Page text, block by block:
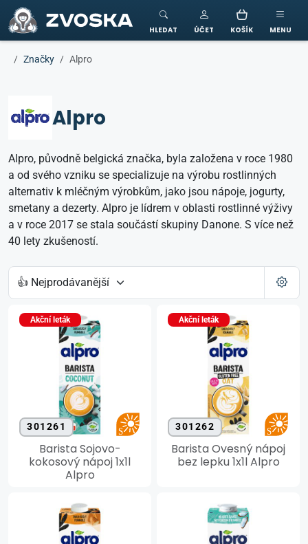
ZVOSKA
HLEDAT ÚČET KOŠÍK MENU
Značky Alpro
Alpro
Alpro, původně belgická značka, byla založena v roce 1980
a od svého vzniku se specializuje na výrobu rostlinných
alternativ k mléčným výrobkům, jako jsou nápoje, jogurty,
smetany a dezerty. Alpro je lídrem v oblasti rostlinné výživy
a v roce 2017 se stala součástí skupiny Danone. S více než
40 lety zkušeností.
Akční leták
301261
Barista Sojovo-
kokosový nápoj 1x1l
Alpro
Akční leták
301262
Barista Ovesný nápoj
bez lepku 1x1l Alpro